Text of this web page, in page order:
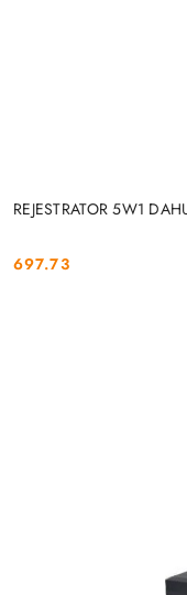
REJESTRATOR 5W1
Cena:
697.73